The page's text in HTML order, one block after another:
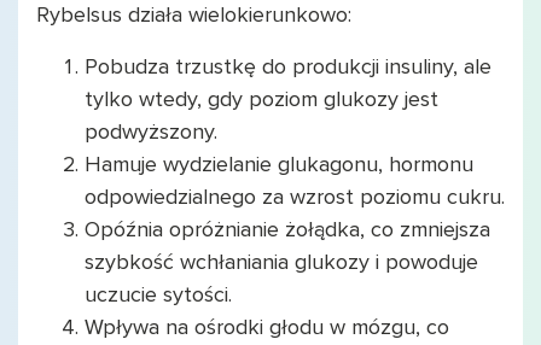
Rybelsus działa wielokierunkowo:
Pobudza trzustkę do produkcji insuliny, ale
tylko wtedy, gdy poziom glukozy jest
podwyższony.
Hamuje wydzielanie glukagonu, hormonu
odpowiedzialnego za wzrost poziomu cukru.
Opóźnia opróżnianie żołądka, co zmniejsza
szybkość wchłaniania glukozy i powoduje
uczucie sytości.
Wpływa na ośrodki głodu w mózgu, co